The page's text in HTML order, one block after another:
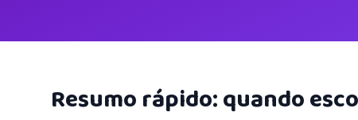
Resumo rápido: quando